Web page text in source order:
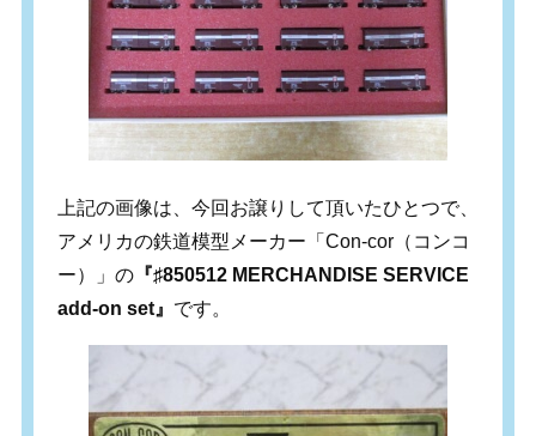
上記の画像は、今回お譲りして頂いたひとつで、
アメリカの鉄道模型メーカー「Con-cor（コンコ
ー）」の『♯850512 MERCHANDISE SERVICE
add-on set』 です。